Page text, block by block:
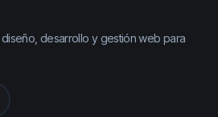
desarrollo y gestión web para